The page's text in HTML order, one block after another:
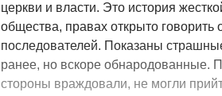
церкви и власти. Это история
общества, правах открыто
последователей. Показаны
ранее, но вскоре обнародованные.
стороны враждовали, не могли